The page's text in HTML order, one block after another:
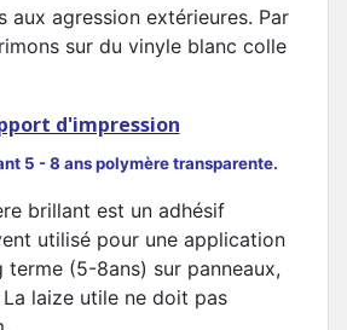
aux agression extérieures. Par
sur du vinyle blanc colle
d'impression
5 - 8 ans polymère transparente.
brillant est un adhésif
utilisé pour une application
terme (5-8ans) sur panneaux,
laize utile ne doit pas